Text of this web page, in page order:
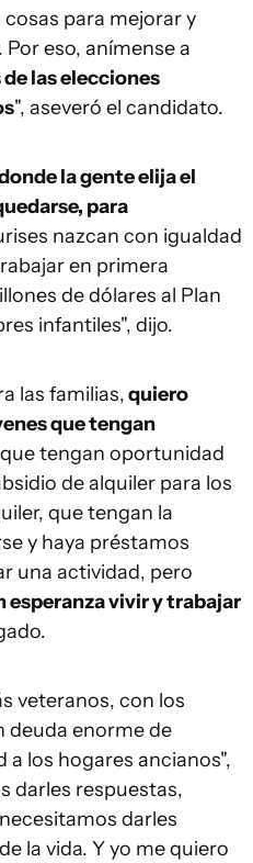
para mejorar y
eso, anímense a
las elecciones
", aseveró el candidato.
la gente elija el
para
nazcan con igualdad
en primera
de dólares al Plan
infantiles", dijo.
las familias,quiero
que tengan
tengan oportunidad
de alquiler para los
que tengan la
y haya préstamos
una actividad, pero
esperanza vivir y trabajar
veteranos, con los
deuda enorme de
los hogares ancianos",
darles respuestas,
darles
la vida. Y yo me quiero